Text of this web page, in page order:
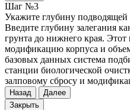
Шаг №3
Укажите глубину подводящей
Введите глубину залегания
грунта до нижнего края. Этот
модификацию корпуса и
базовых данных система
станции биологической
залповому сбросу и
Назад
Далее
Закрыть